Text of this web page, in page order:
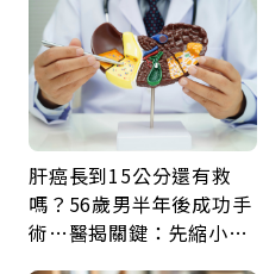
肝癌長到15公分還有救
嗎？56歲男半年後成功手
術…醫揭關鍵：先縮小腫